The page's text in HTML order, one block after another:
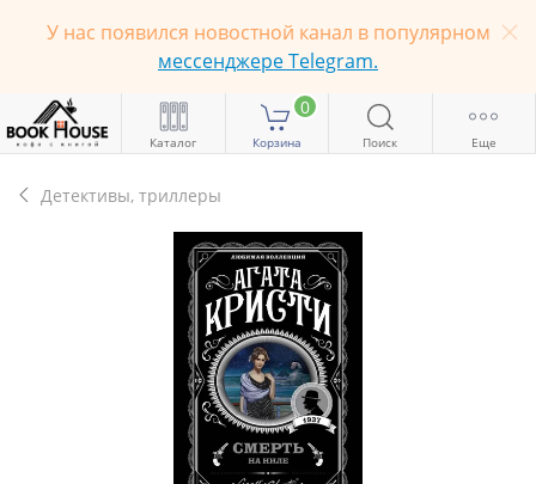
У нас появился новостной канал в популярном
мессенджере Telegram.
Каталог
0
Корзина Поиск Еще
Детективы, триллеры